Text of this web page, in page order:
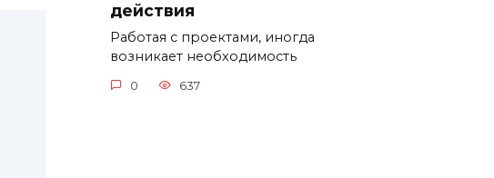
действия
Работая с проектами, иногда
возникает необходимость
0 637